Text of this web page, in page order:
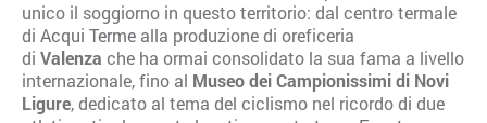
unico il soggiorno in questo territorio: dal centro termale
di Acqui Terme alla produzione di oreficeria
di Valenza che ha ormai consolidato la sua fama a livello
internazionale, fino al Museo dei Campionissimi di Novi
Ligure, dedicato al tema del ciclismo nel ricordo di due